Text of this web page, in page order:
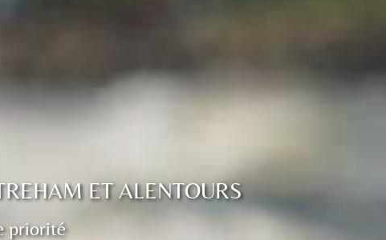
ET ALENTOURS
priorité